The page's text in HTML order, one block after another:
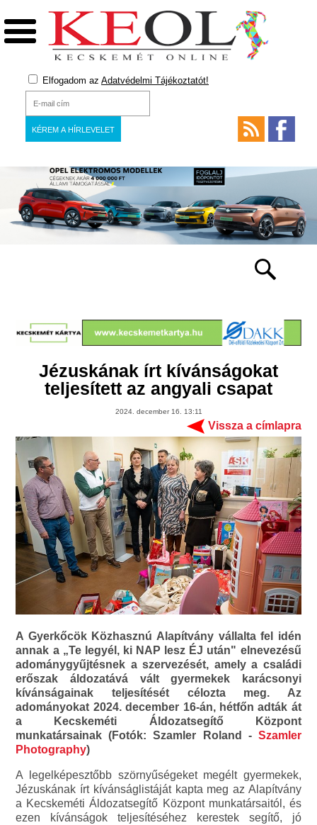
Elfogadom az Adatvédelmi Tájékoztatót!
Jézuskának írt kívánságokat
teljesített az angyali csapat
2024. december 16. 13:11
Vissza a címlapra
A Gyerkőcök Közhasznú Alapítvány vállalta fel idén
annak a „Te legyél, ki NAP lesz ÉJ után" elnevezésű
adománygyűjtésnek a szervezését, amely a családi
erőszak áldozatává vált gyermekek karácsonyi
kívánságainak teljesítését célozta meg. Az
adományokat 2024. december 16-án, hétfőn adták át
a Kecskeméti Áldozatsegítő Központ
munkatársainak (Fotók: Szamler Roland - Szamler
Photography)
A legelképesztőbb szörnyűségeket megélt gyermekek,
Jézuskának írt kívánságlistáját kapta meg az Alapítvány
a Kecskeméti Áldozatsegítő Központ munkatársaitól, és
ezen kívánságok teljesítéséhez kerestek segítő, jó